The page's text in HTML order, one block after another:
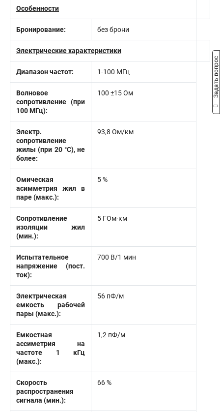
Особенности
Бронирование: без брони
Электрические характеристики
Диапазон частот: 1-100 МГц
Волновое
сопротивление (при
100 МГц):
100 ±15 Ом
Электр.
сопротивление
жилы (при 20 °С), не
более:
93,8 Ом/км
Омическая
асимметрия жил в
паре (макс.):
5 %
Сопротивление
изоляции жил
(мин.):
5 ГОм·км
Испытательное
напряжение (пост.
ток):
700 В/1 мин
Электрическая
емкость рабочей
пары (макс.):
56 пФ/м
Емкостная
ассиметрия на
частоте 1 кГц
(макс.):
1,2 пФ/м
Скорость
распространения
сигнала (мин.):
66 %
Задать вопрос